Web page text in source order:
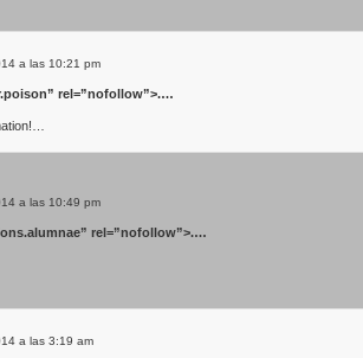
a las 10:21 pm
” rel=”nofollow”>.…
a las 10:49 pm
” rel=”nofollow”>.…
a las 3:19 am